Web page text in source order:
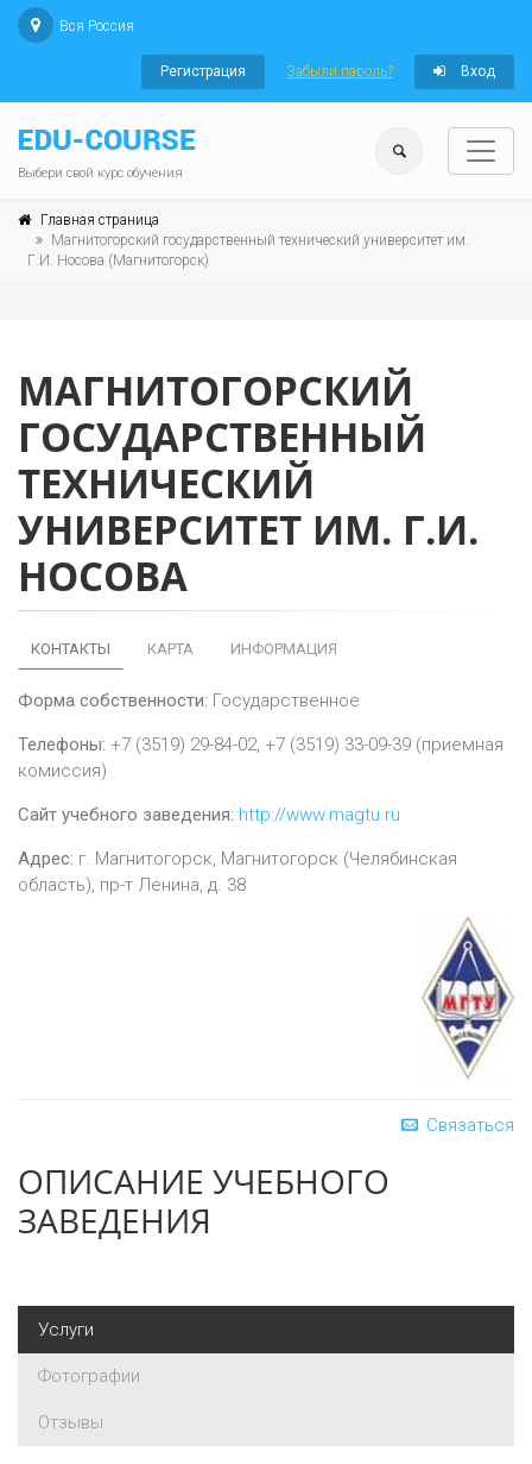
Вся Россия
Регистрация Забыли пароль? Вход
Выбери свой курс обучения
Главная страница
Магнитогорский государственный технический университет им.
Г.И. Носова (Магнитогорск)
МАГНИТОГОРСКИЙ
ГОСУДАРСТВЕННЫЙ
ТЕХНИЧЕСКИЙ
УНИВЕРСИТЕТ ИМ. Г.И.
НОСОВА
КОНТАКТЫ КАРТА ИНФОРМАЦИЯ
Форма собственности: Государственное
Телефоны: +7 (3519) 29-84-02, +7 (3519) 33-09-39 (приемная
комиссия)
Сайт учебного заведения: http://www.magtu.ru
Адрес: г. Магнитогорск, Магнитогорск (Челябинская
область), пр-т Ленина, д. 38
Связаться
ОПИСАНИЕ УЧЕБНОГО
ЗАВЕДЕНИЯ
Услуги
Фотографии
Отзывы